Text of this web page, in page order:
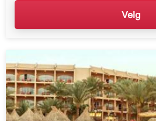
Velg